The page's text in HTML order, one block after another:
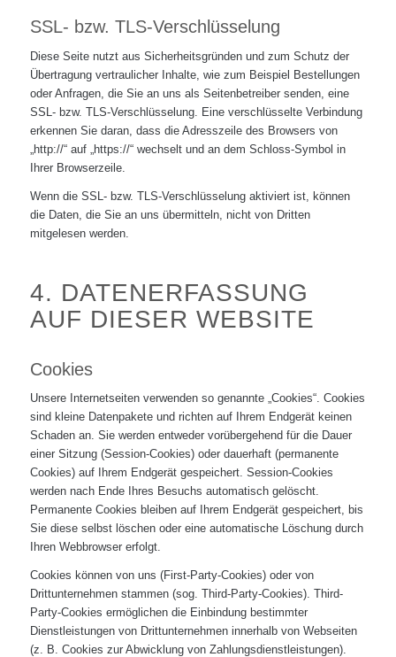
SSL- bzw. TLS-Verschlüsselung
Diese Seite nutzt aus Sicherheitsgründen und zum Schutz der
Übertragung vertraulicher Inhalte, wie zum Beispiel Bestellungen
oder Anfragen, die Sie an uns als Seitenbetreiber senden, eine
SSL- bzw. TLS-Verschlüsselung. Eine verschlüsselte Verbindung
erkennen Sie daran, dass die Adresszeile des Browsers von
„http://“ auf „https://“ wechselt und an dem Schloss-Symbol in
Ihrer Browserzeile.
Wenn die SSL- bzw. TLS-Verschlüsselung aktiviert ist, können
die Daten, die Sie an uns übermitteln, nicht von Dritten
mitgelesen werden.
4. DATENERFASSUNG
AUF DIESER WEBSITE
Cookies
Unsere Internetseiten verwenden so genannte „Cookies“. Cookies
sind kleine Datenpakete und richten auf Ihrem Endgerät keinen
Schaden an. Sie werden entweder vorübergehend für die Dauer
einer Sitzung (Session-Cookies) oder dauerhaft (permanente
Cookies) auf Ihrem Endgerät gespeichert. Session-Cookies
werden nach Ende Ihres Besuchs automatisch gelöscht.
Permanente Cookies bleiben auf Ihrem Endgerät gespeichert, bis
Sie diese selbst löschen oder eine automatische Löschung durch
Ihren Webbrowser erfolgt.
Cookies können von uns (First-Party-Cookies) oder von
Drittunternehmen stammen (sog. Third-Party-Cookies). Third-
Party-Cookies ermöglichen die Einbindung bestimmter
Dienstleistungen von Drittunternehmen innerhalb von Webseiten
(z. B. Cookies zur Abwicklung von Zahlungsdienstleistungen).